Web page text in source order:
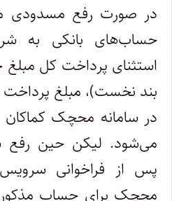
در صورت رفع مسدودی
حساب‌های بانکی به
استثنای پرداخت کل
بند نخست)، مبلغ
در سامانه محچک
می‌شود. لیکن حین رفع
پس از فراخوانی